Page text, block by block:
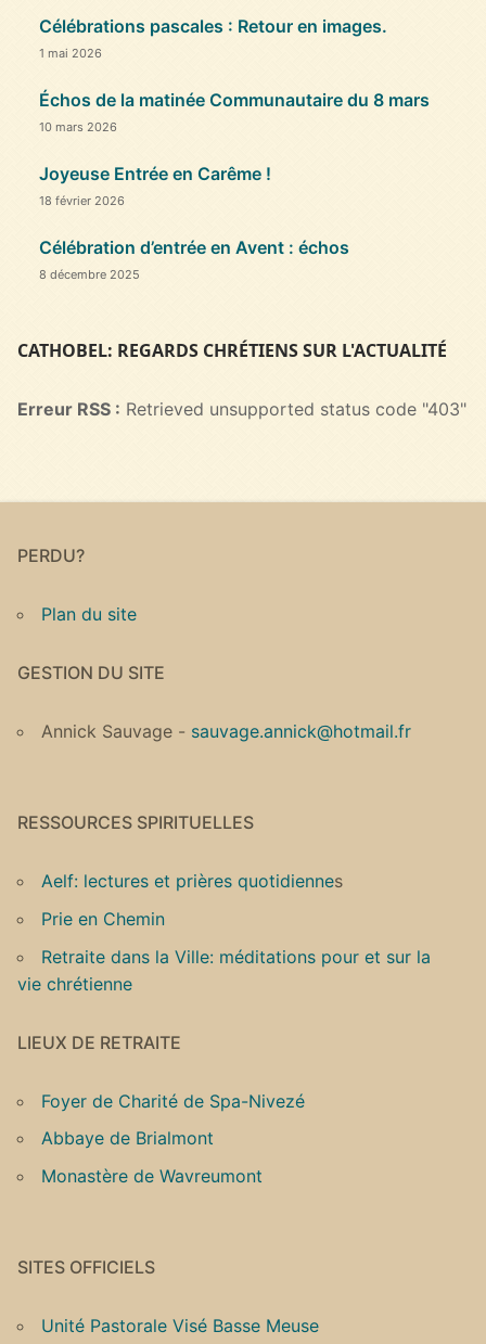
Célébrations pascales : Retour en images.
1 mai 2026
Échos de la matinée Communautaire du 8 mars
10 mars 2026
Joyeuse Entrée en Carême !
18 février 2026
Célébration d’entrée en Avent : échos
8 décembre 2025
CATHOBEL: REGARDS CHRÉTIENS SUR L'ACTUALITÉ
Erreur RSS : Retrieved unsupported status code "403"
PERDU?
Plan du site
GESTION DU SITE
Annick Sauvage - sauvage.annick@hotmail.fr
RESSOURCES SPIRITUELLES
Aelf: lectures et prières quotidiennes
Prie en Chemin
Retraite dans la Ville: méditations pour et sur la
vie chrétienne
LIEUX DE RETRAITE
Foyer de Charité de Spa-Nivezé
Abbaye de Brialmont
Monastère de Wavreumont
SITES OFFICIELS
Unité Pastorale Visé Basse Meuse